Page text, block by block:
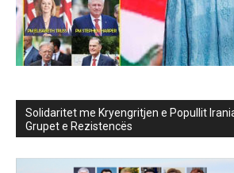
Solidaritet me Kryengritjen e Popullit
Grupet e Rezistencës